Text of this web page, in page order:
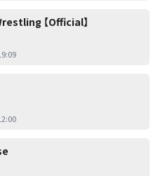
【Official】